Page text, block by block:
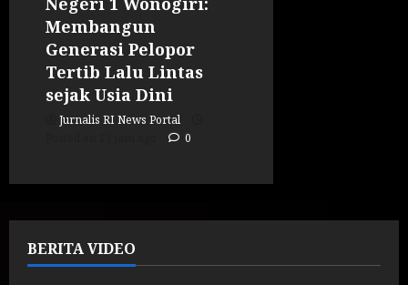
Membangun
Generasi Pelopor
Tertib Lalu Lintas
sejak Usia Dini
Jurnalis RI News Portal
0
BERITA VIDEO